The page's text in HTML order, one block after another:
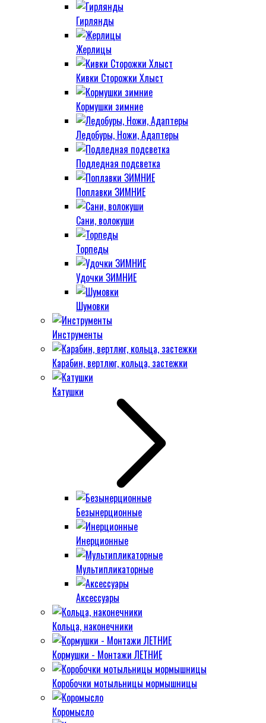
Гирлянды
Жерлицы
Кивки Сторожки Хлыст
Кормушки зимние
Ледобуры, Ножи, Адаптеры
Подледная подсветка
Поплавки ЗИМНИЕ
Сани, волокуши
Торпеды
Удочки ЗИМНИЕ
Шумовки
Инструменты
Карабин, вертлюг, кольца, застежки
Катушки
Безынерционные
Инерционные
Мультипликаторные
Аксессуары
Кольца, наконечники
Кормушки - Монтажи ЛЕТНИЕ
Коробочки мотыльницы мормышницы
Коромысло